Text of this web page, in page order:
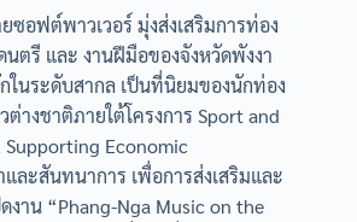
ซอฟต์พาวเวอร์ มุ่งส่งเสริมการท่อง
นตรี และ งานฝีมือของจังหวัดพังงา
ในระดับสากล เป็นที่นิยมของนักท่อง
างชาติภายใต้โครงการ Sport and
Economic
ละสันทนาการ เพื่อการส่งเสริมและ
าน “Phang-Nga Music on the